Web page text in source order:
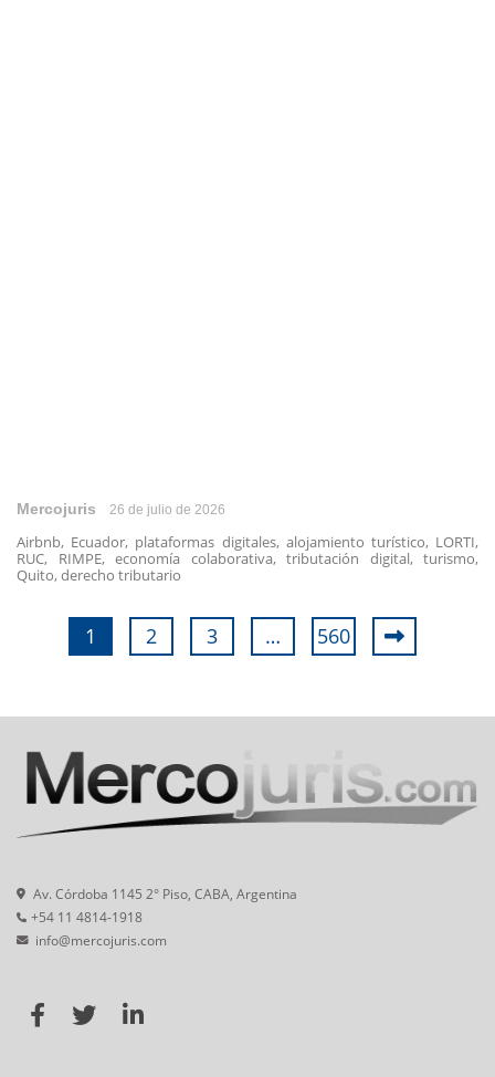
Mercojuris 26 de julio de 2026
Airbnb, Ecuador, plataformas digitales, alojamiento turístico, LORTI,
RUC, RIMPE, economía colaborativa, tributación digital, turismo,
Quito, derecho tributario
1 2 3 … 560
Av. Córdoba 1145 2° Piso, CABA, Argentina
+54 11 4814-1918
info@mercojuris.com